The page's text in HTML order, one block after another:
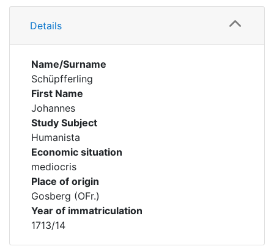
Details
Details
Name/Surname
Schüpfferling
First Name
Johannes
Study Subject
Humanista
Economic situation
mediocris
Place of origin
Gosberg (OFr.)
Year of immatriculation
1713/14